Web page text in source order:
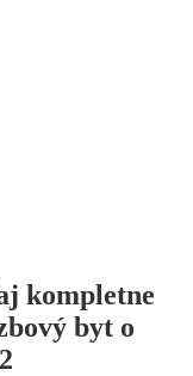
kompletne
byt o